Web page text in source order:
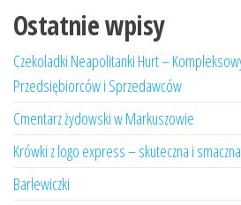
Ostatnie wpisy
Czekoladki Neapolitanki Hurt –
Przedsiębiorców i Sprzedawców
Cmentarz żydowski w Markuszowie
Krówki z logo express – skuteczna i
Barlewiczki